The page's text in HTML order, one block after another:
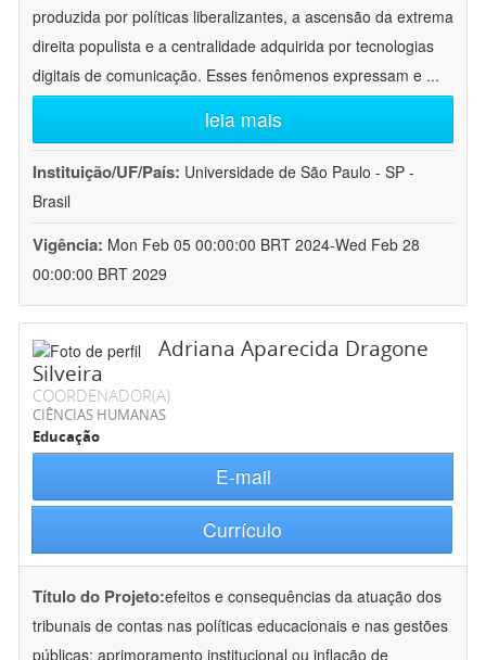
produzida por políticas liberalizantes, a ascensão da extrema
direita populista e a centralidade adquirida por tecnologias
digitais de comunicação. Esses fenômenos expressam e ...
leia mais
Instituição/UF/País: Universidade de São Paulo - SP -
Brasil
Vigência: Mon Feb 05 00:00:00 BRT 2024-Wed Feb 28
00:00:00 BRT 2029
Adriana Aparecida Dragone
Silveira
COORDENADOR(A)
CIÊNCIAS HUMANAS
Educação
E-mail
Currículo
Título do Projeto:efeitos e consequências da atuação dos
tribunais de contas nas políticas educacionais e nas gestões
públicas: aprimoramento institucional ou inflação de